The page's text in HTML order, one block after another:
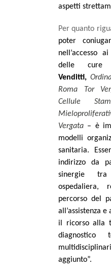
aspetti
Per quanto
poter
nell’accesso
delle
Venditti,
Roma Tor
Cellule
Vergata – è
modelli
sanitaria.
indirizzo da
sinergie
ospedaliera,
percorso del
all’assistenza
il ricorso alla
diagnostico
aggiunto”.